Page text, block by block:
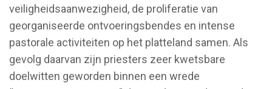
veiligheidsaanwezigheid, de proliferatie van
georganiseerde ontvoeringsbendes en intense
pastorale activiteiten op het platteland samen. Als
gevolg daarvan zijn priesters zeer kwetsbare
doelwitten geworden binnen een wrede